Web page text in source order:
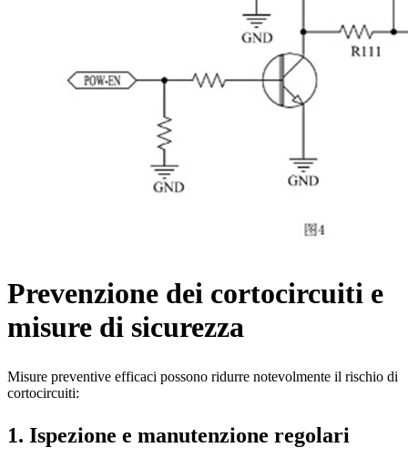
Prevenzione dei cortocircuiti e
misure di sicurezza
Misure preventive efficaci possono ridurre notevolmente il rischio di
cortocircuiti:
1. Ispezione e manutenzione regolari